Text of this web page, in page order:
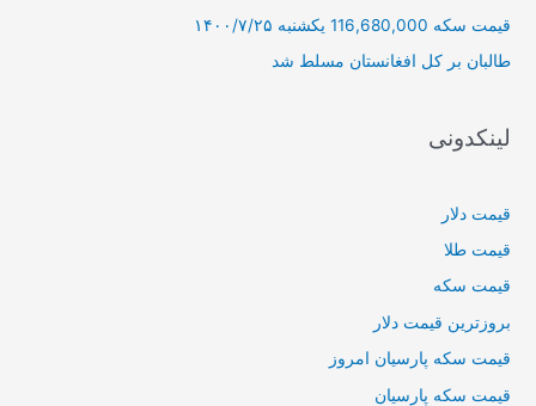
قیمت سکه 116,680,000 یکشنبه ۱۴۰۰/۷/۲۵
طالبان بر كل افغانستان مسلط شد
لینکدونی
قیمت دلار
قیمت طلا
قیمت سکه
بروزترین قیمت دلار
قیمت سکه پارسیان امروز
قیمت سکه پارسیان